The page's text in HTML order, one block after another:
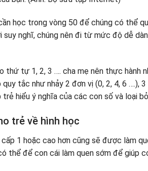
học trong vòng 50 để chúng có thể
nghĩ, chúng nên đi từ mức độ dễ
thứ tự 1, 2, 3 …. cha mẹ nên thực hành
tắc như nhảy 2 đơn vị (0, 2, 4, 6 ….),
hiểu ý nghĩa của các con số và loại
trẻ về hình học
1 hoặc cao hơn cũng sẽ được làm
thể để con cái làm quen sớm để giúp